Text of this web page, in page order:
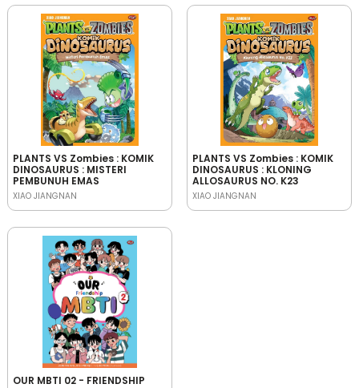
PLANTS VS Zombies : KOMIK
DINOSAURUS : MISTERI
PEMBUNUH EMAS
XIAO JIANGNAN
PLANTS VS Zombies : KOMIK
DINOSAURUS : KLONING
ALLOSAURUS NO. K23
XIAO JIANGNAN
OUR MBTI 02 - FRIENDSHIP